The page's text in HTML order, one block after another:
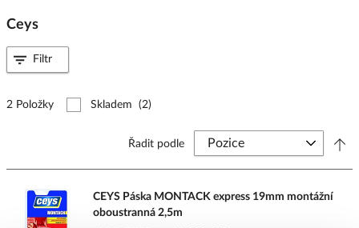
Ceys
2 Položky Skladem (2)
Řadit podle
CEYS Páska MONTACK express 19mm montážní
oboustranná 2,5m
Filtr